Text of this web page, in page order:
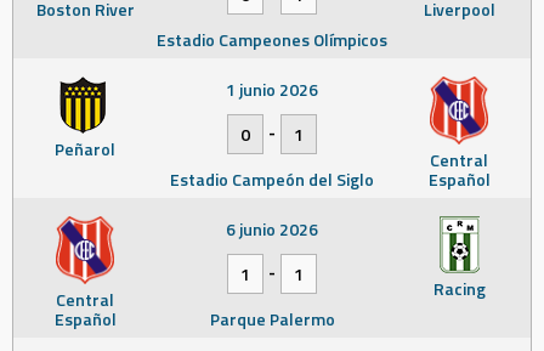
Boston River Liverpool
Estadio Campeones Olímpicos
Peñarol Central
Español
1 junio 2026
0
-
1
Estadio Campeón del Siglo
Central
Español
Racing
6 junio 2026
1
-
1
Parque Palermo